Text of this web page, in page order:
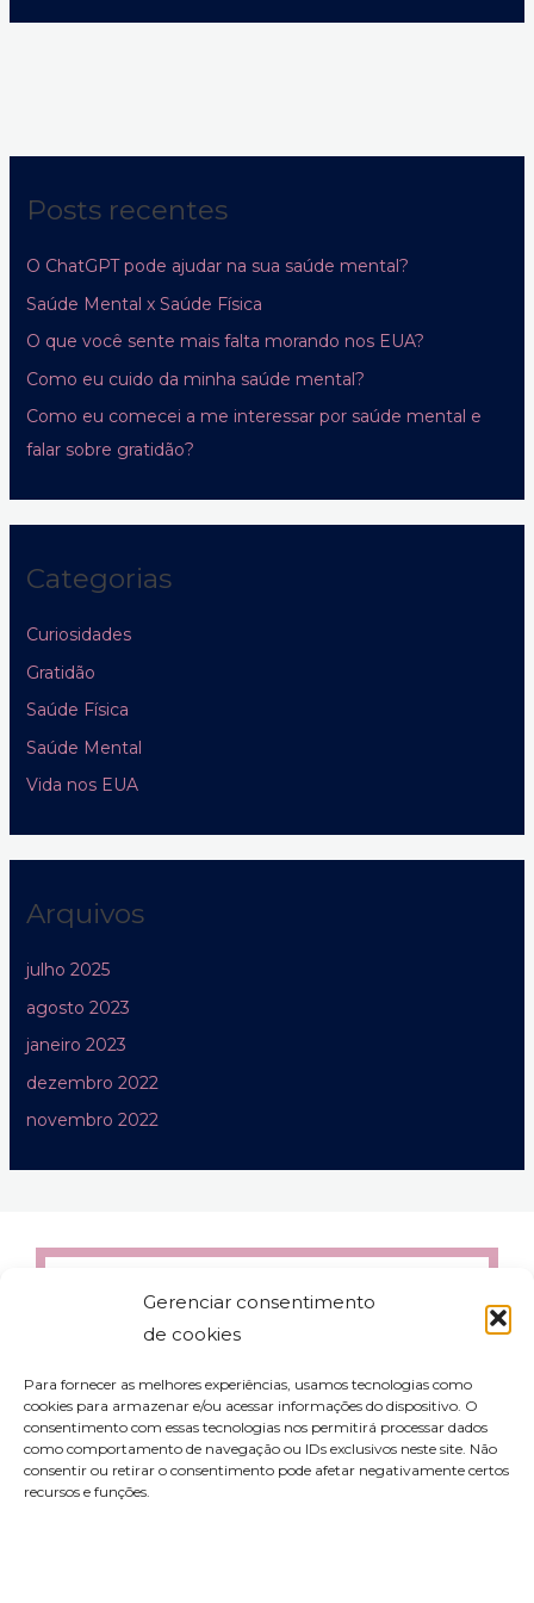
Gerenciar consentimento
de cookies
Para fornecer as melhores experiências, usamos tecnologias como
cookies para armazenar e/ou acessar informações do dispositivo. O
consentimento com essas tecnologias nos permitirá processar dados
como comportamento de navegação ou IDs exclusivos neste site. Não
consentir ou retirar o consentimento pode afetar negativamente certos
recursos e funções.
Posts recentes
O ChatGPT pode ajudar na sua saúde mental?
Saúde Mental x Saúde Física
O que você sente mais falta morando nos EUA?
Como eu cuido da minha saúde mental?
Como eu comecei a me interessar por saúde mental e
falar sobre gratidão?
Categorias
Curiosidades
Gratidão
Saúde Física
Saúde Mental
Vida nos EUA
Arquivos
julho 2025
agosto 2023
janeiro 2023
dezembro 2022
novembro 2022